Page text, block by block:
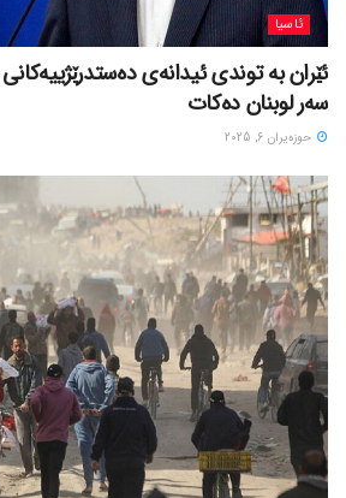
ئاسیا
ئێران بە توندی ئیدانەی
سەر لوبنان دەکات
حوزه‌یران 6, 2025